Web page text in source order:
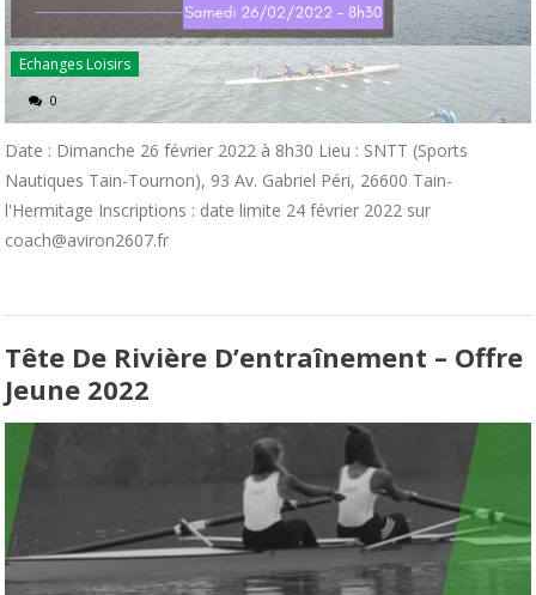
Echanges Loisirs
0
Date : Dimanche 26 février 2022 à 8h30 Lieu : SNTT (Sports
Nautiques Tain-Tournon), 93 Av. Gabriel Péri, 26600 Tain-
l'Hermitage Inscriptions : date limite 24 février 2022 sur
coach@aviron2607.fr
Tête De Rivière D’entraînement – Offre
Jeune 2022